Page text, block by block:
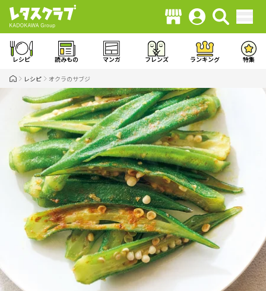
レシピ 読みもの マンガ フレンズ ランキング 特集
レシピ オクラのサブジ